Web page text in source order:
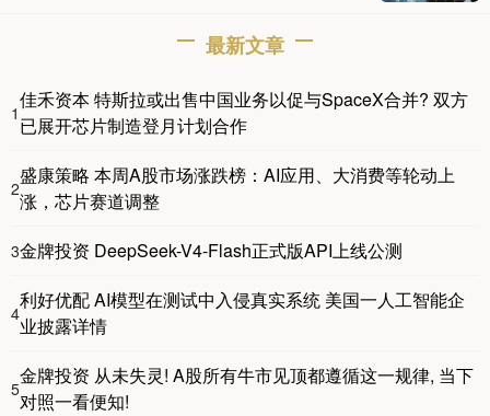
最新文章
1
佳禾资本 特斯拉或出售中国业务以促与SpaceX合并? 双方
已展开芯片制造登月计划合作
2
盛康策略 本周A股市场涨跌榜：AI应用、大消费等轮动上
涨，芯片赛道调整
3金牌投资 DeepSeek-V4-Flash正式版API上线公测
4
利好优配 AI模型在测试中入侵真实系统 美国一人工智能企
业披露详情
5
金牌投资 从未失灵! A股所有牛市见顶都遵循这一规律, 当下
对照一看便知!